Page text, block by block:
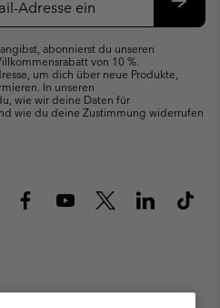
abonnierst du unseren
von 10 %.
um dich über neue Produkte,
In unseren
wie wir deine Daten für
wie du deine Zustimmung widerrufen